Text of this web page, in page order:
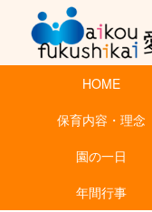
HOME
保育内容・理念
園の一日
年間行事